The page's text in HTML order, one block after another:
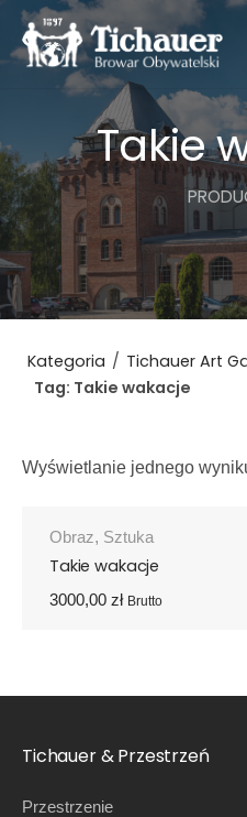
Skip
content
Takie
Kategoria / Tichauer Art
Tag: Takie wakacje
Wyświetlanie jednego
Obraz, Sztuka
Takie wakacje
3000,00 zł Brutto
Tichauer & Przestrzeń
Przestrzenie